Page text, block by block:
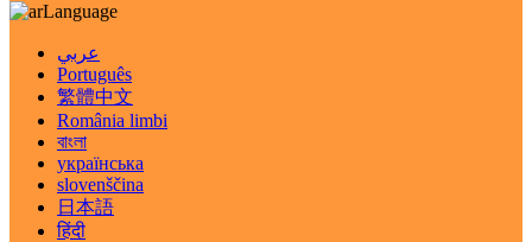
Language
عربي
Português
繁體中文
România limbi
বাংলা
українська
slovenščina
日本語
हिंदी